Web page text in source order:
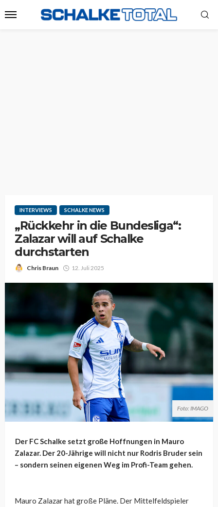
INTERVIEWS SCHALKE NEWS
„Rückkehr in die Bundesliga“:
Zalazar will auf Schalke
durchstarten
Chris Braun 12. Juli 2025
Foto: IMAGO
Der FC Schalke setzt große Hoffnungen in Mauro
Zalazar. Der 20-Jährige will nicht nur Rodris Bruder sein
– sondern seinen eigenen Weg im Profi-Team gehen.
Mauro Zalazar hat große Pläne. Der Mittelfeldspieler